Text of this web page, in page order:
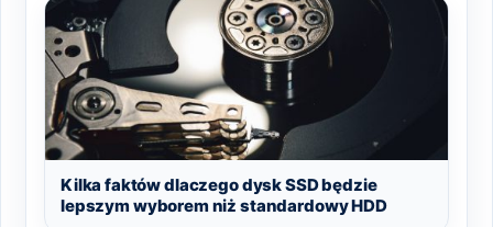
Kilka faktów dlaczego dysk SSD będzie
lepszym wyborem niż standardowy HDD